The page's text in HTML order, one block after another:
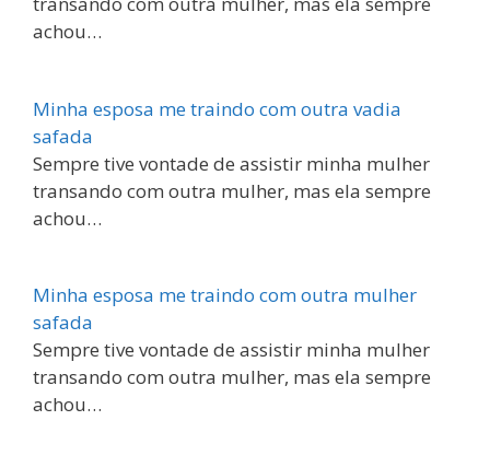
achou…
Minha esposa me traindo com outra vadia
safada
Sempre tive vontade de assistir minha mulher
transando com outra mulher, mas ela sempre
achou…
Minha esposa me traindo com outra mulher
safada
Sempre tive vontade de assistir minha mulher
transando com outra mulher, mas ela sempre
achou…